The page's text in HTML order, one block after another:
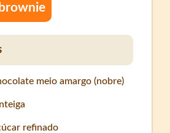
meio amargo (nobre)
refinado